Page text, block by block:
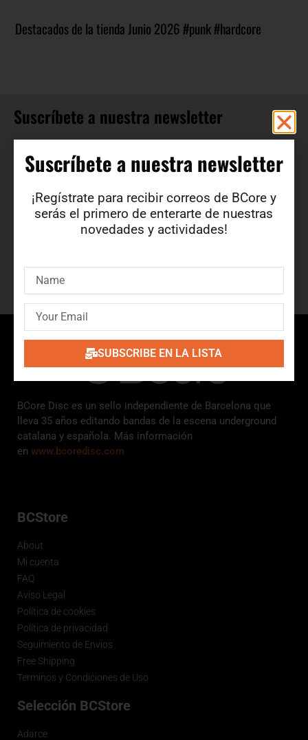
Destacados de la tienda Junio 2026 #punk #hardcore
Suscríbete a nuestra newsletter
primicia detalles de nuevos productos, ofertas, contenido
exclusivo, eventos y mucho más!
BCore Disc es un sello independiente de Barcelona que
lleva 35 años editando bandas de la escena underground
catalana y española. Más información
en www.bcoredisc.com
BCStore
About
Mi cuenta
FAQ
Aviso Legal
Política de cookies
Política de privacidad
Seguimiento de Envios
Free Shipping
Terminos y Condiciones de Uso
Selección BCStore
Adarce
Suscríbete a nuestra newsletter​
¡Regístrate para recibir correos de BCore y
serás el primero de enterarte de nuestras
novedades y actividades!
SUBSCRIBE EN LA LISTA